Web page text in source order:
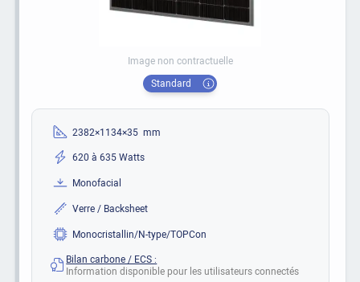
Image non contractuelle
Standard
2382×1134×35 mm
620 à 635 Watts
Monofacial
Verre / Backsheet
Monocristallin/N-type/TOPCon
Bilan carbone / ECS :
Information disponible pour les utilisateurs connectés